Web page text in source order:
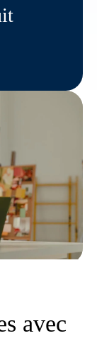
avec